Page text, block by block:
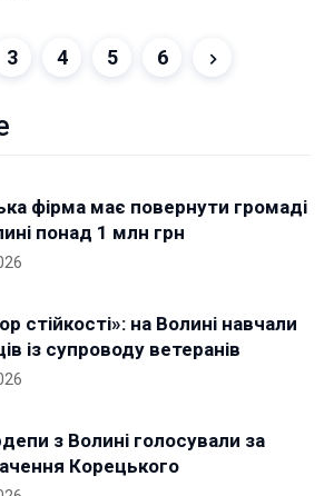
3 4 5 6
фірма має повернути громаді
понад 1 млн грн
стійкості»: на Волині навчали
із супроводу ветеранів
з Волині голосували за
Корецького